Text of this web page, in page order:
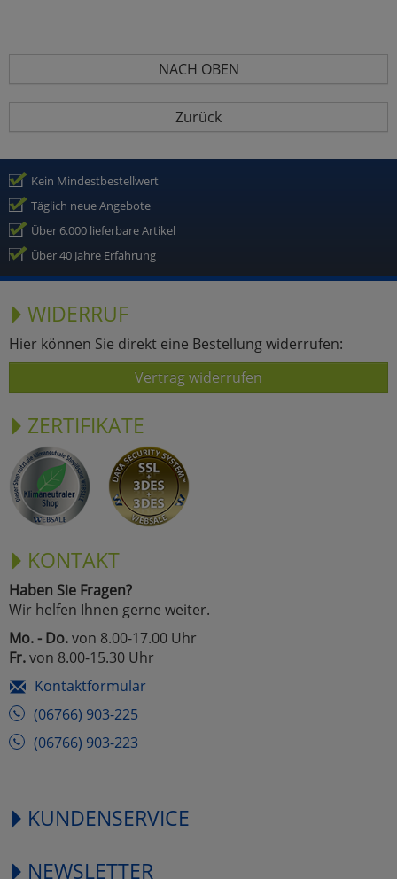
NACH OBEN
Zurück
Kein Mindestbestellwert
Täglich neue Angebote
Über 6.000 lieferbare Artikel
Über 40 Jahre Erfahrung
WIDERRUF
Hier können Sie direkt eine Bestellung widerrufen:
Vertrag widerrufen
ZERTIFIKATE
KONTAKT
Haben Sie Fragen?
Wir helfen Ihnen gerne weiter.
Mo. - Do.von 8.00-17.00 Uhr
Fr.von 8.00-15.30 Uhr
Kontaktformular
(06766) 903-225
(06766) 903-223
KUNDENSERVICE
NEWSLETTER